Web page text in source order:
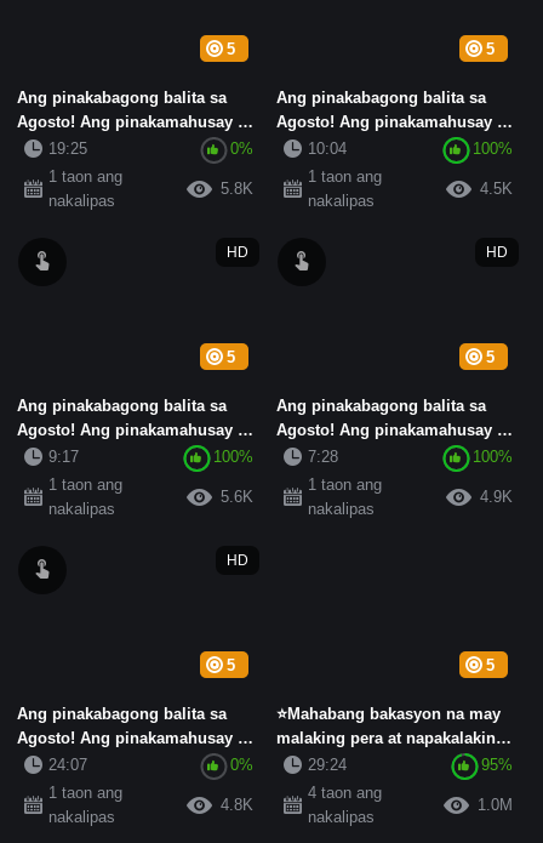
5
Ang pinakabagong balita sa
Agosto! Ang pinakamahusay na
nasusunog na asong babae n...
19:25
0%
1 taon ang
nakalipas
5.8K
5
Ang pinakabagong balita sa
Agosto! Ang pinakamahusay na
nasusunog na asong babae n...
10:04
100%
1 taon ang
nakalipas
4.5K
5
HD
Ang pinakabagong balita sa
Agosto! Ang pinakamahusay na
nasusunog na asong babae n...
9:17
100%
1 taon ang
nakalipas
5.6K
5
HD
Ang pinakabagong balita sa
Agosto! Ang pinakamahusay na
nasusunog na asong babae n...
7:28
100%
1 taon ang
nakalipas
4.9K
5
HD
Ang pinakabagong balita sa
Agosto! Ang pinakamahusay na
nasusunog na asong babae n...
24:07
0%
1 taon ang
nakalipas
4.8K
5
⭐Mahabang bakasyon na may
malaking pera at napakalaking
alok⭐Twitter beautiful bre...
29:24
95%
4 taon ang
nakalipas
1.0M